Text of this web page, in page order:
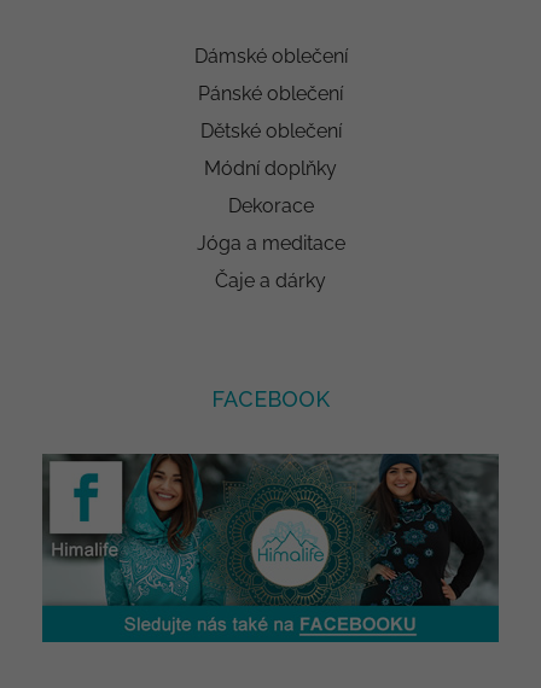
Dámské oblečení
Pánské oblečení
Dětské oblečení
Módní doplňky
Dekorace
Jóga a meditace
Čaje a dárky
FACEBOOK